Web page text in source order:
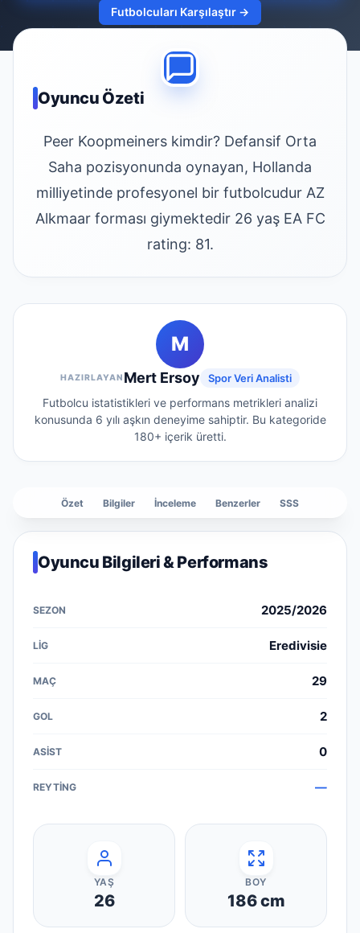
Futbolcuları Karşılaştır →
Oyuncu Özeti
Peer Koopmeiners kimdir? Defansif Orta
Saha pozisyonunda oynayan, Hollanda
milliyetinde profesyonel bir futbolcudur AZ
Alkmaar forması giymektedir 26 yaş EA FC
rating: 81.
M
HAZIRLAYAN Mert Ersoy Spor Veri Analisti
Futbolcu istatistikleri ve performans metrikleri analizi
konusunda 6 yılı aşkın deneyime sahiptir. Bu kategoride
180+ içerik üretti.
Özet Bilgiler İnceleme Benzerler SSS
Oyuncu Bilgileri & Performans
2025/2026
Eredivisie
29
2
0
—
YAŞ
26
BOY
186cm